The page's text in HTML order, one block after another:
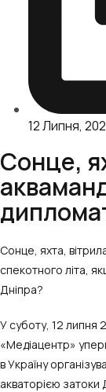
12 Липня,
Сонце,
Сонце, яхта,
спекотного літа,
Дніпра?
У суботу, 12 липня
«Медіацентр»
в Україну
акваторією затоки